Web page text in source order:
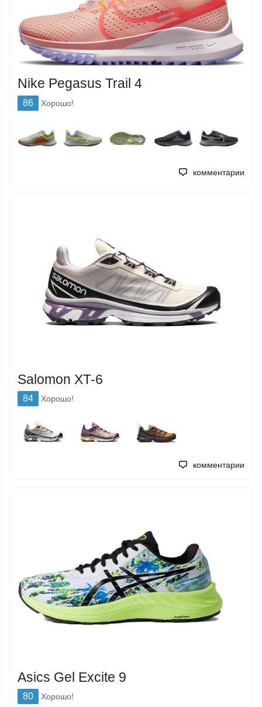
Nike Pegasus Trail 4
86 Хорошо!
комментарии
Salomon XT-6
84 Хорошо!
комментарии
Asics Gel Excite 9
80 Хорошо!